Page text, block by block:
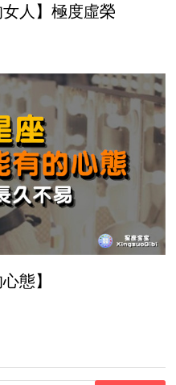
女人】極度虛榮
態】